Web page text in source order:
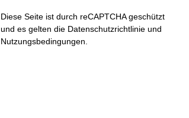
Diese Seite ist durch reCAPTCHA geschützt
und es gelten die Datenschutzrichtlinie und
Nutzungsbedingungen